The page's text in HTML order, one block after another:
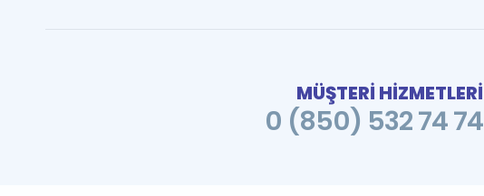
MÜŞTERİ HİZMETLERİ
0 (850) 532 74 74